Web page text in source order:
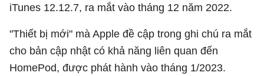
iTunes 12.12.7, ra mắt vào tháng 12 năm 2022.
"Thiết bị mới" mà Apple đề cập trong ghi chú ra mắt
cho bản cập nhật có khả năng liên quan đến
HomePod, được phát hành vào tháng 1/2023.